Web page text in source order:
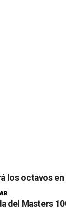
los octavos
del Masters